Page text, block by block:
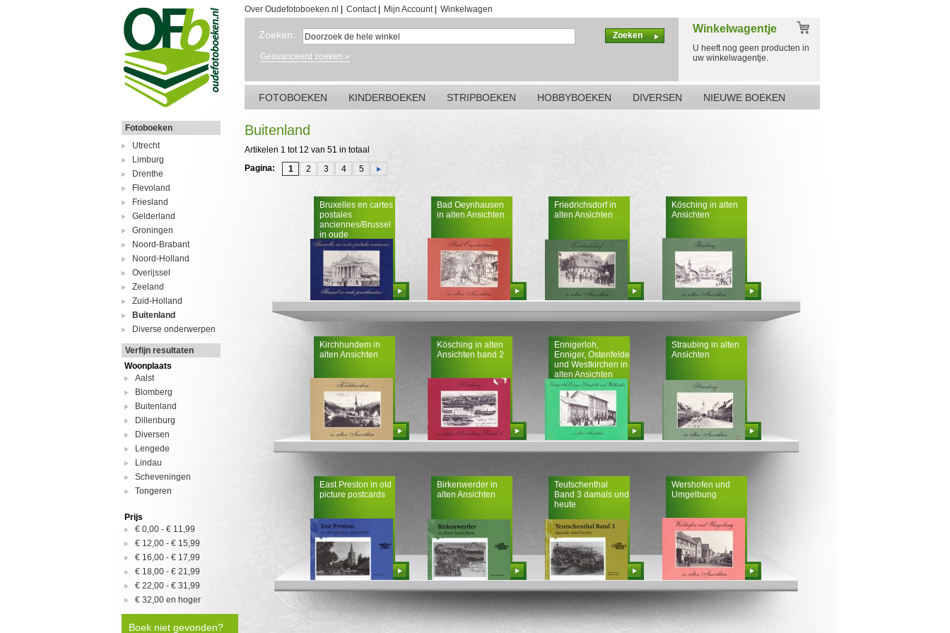
Over Oudefotoboeken.nl Contact| Mijn Account| Winkelwagen
Zoeken: Zoeken
Geavanceerd zoeken »
Winkelwagentje
U heeft nog geen producten in
uw winkelwagentje.
FOTOBOEKEN KINDERBOEKEN STRIPBOEKEN HOBBYBOEKEN DIVERSEN NIEUWE BOEKEN
Fotoboeken
Utrecht
Limburg
Drenthe
Flevoland
Friesland
Gelderland
Groningen
Noord-Brabant
Noord-Holland
Overijssel
Zeeland
Zuid-Holland
Buitenland
Diverse onderwerpen
Verfijn resultaten
Woonplaats
Aalst
Blomberg
Buitenland
Dillenburg
Diversen
Lengede
Lindau
Scheveningen
Tongeren
Prijs
€ 0,00 - € 11,99
€ 12,00 - € 15,99
€ 16,00 - € 17,99
€ 18,00 - € 21,99
€ 22,00 - € 31,99
€ 32,00 en hoger
Boek niet gevonden?
Buitenland
Artikelen 1 tot 12 van 51 in totaal
Pagina:
1 2 3 4 5
Bruxelles en cartes
postales
anciennes/Brussel
in oude
prentkaarten
Bestellen
Bad Oeynhausen
in alten Ansichten
Bestellen
Friedrichsdorf in
alten Ansichten
Bestellen
Kösching in alten
Ansichten
Bestellen
Kirchhundem in
alten Ansichten
Bestellen
Kösching in alten
Ansichten band 2
Bestellen
Ennigerloh,
Enniger, Ostenfelde
und Westkirchen in
alten Ansichten
Bestellen
Straubing in alten
Ansichten
Bestellen
East Preston in old
picture postcards
Bestellen
Birkenwerder in
alten Ansichten
Bestellen
Teutschenthal
Band 3 damals und
heute
Bestellen
Wershofen und
Umgelbung
Bestellen